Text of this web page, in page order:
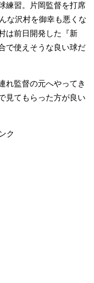
練習。片岡監督を打席
な沢村を御幸も悪くな
は前日開発した『新
で使えそうな良い球だ
れ監督の元へやってき
見てもらった方が良い
ク